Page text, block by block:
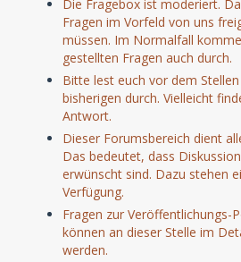
Die Fragebox ist moderiert.
Fragen im Vorfeld von uns
müssen. Im Normalfall
gestellten Fragen auch durch.
Bitte lest euch vor dem
bisherigen durch. Vielleicht
Antwort.
Dieser Forumsbereich dient
Das bedeutet, dass
erwünscht sind. Dazu stehen
Verfügung.
Fragen zur Veröffentlichungs-
können an dieser Stelle im
werden.